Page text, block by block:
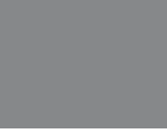
venster))